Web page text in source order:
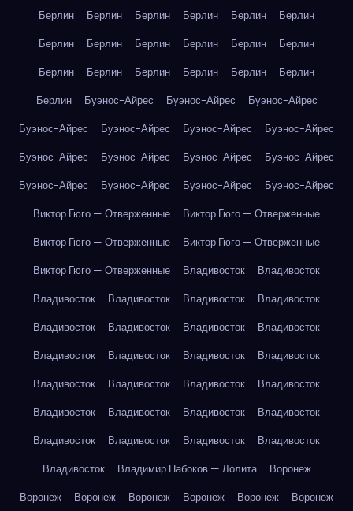
Берлин Берлин Берлин Берлин Берлин
Берлин
Берлин
Берлин Берлин Берлин Берлин
Берлин
Берлин
Берлин Берлин Берлин Берлин
Берлин
Берлин
Буэнос-Айрес Буэнос-Айрес
Буэнос-Айрес
Буэнос-Айрес
Буэнос-Айрес Буэнос-Айрес
Буэнос-Айрес
Буэнос-Айрес
Буэнос-Айрес Буэнос-Айрес
Буэнос-Айрес
Буэнос-Айрес
Буэнос-Айрес Буэнос-Айрес
Буэнос-Айрес
Виктор Гюго — Отверженные
Виктор Гюго — Отверженные
Виктор Гюго — Отверженные
Виктор Гюго — Отверженные
Виктор Гюго — Отверженные
Владивосток
Владивосток
Владивосток
Владивосток Владивосток
Владивосток
Владивосток
Владивосток Владивосток
Владивосток
Владивосток
Владивосток Владивосток
Владивосток
Владивосток
Владивосток Владивосток
Владивосток
Владивосток
Владивосток Владивосток
Владивосток
Владивосток
Владивосток Владивосток
Владивосток
Владивосток
Владимир Набоков — Лолита
Воронеж
Воронеж
Воронеж Воронеж Воронеж Воронеж
Воронеж